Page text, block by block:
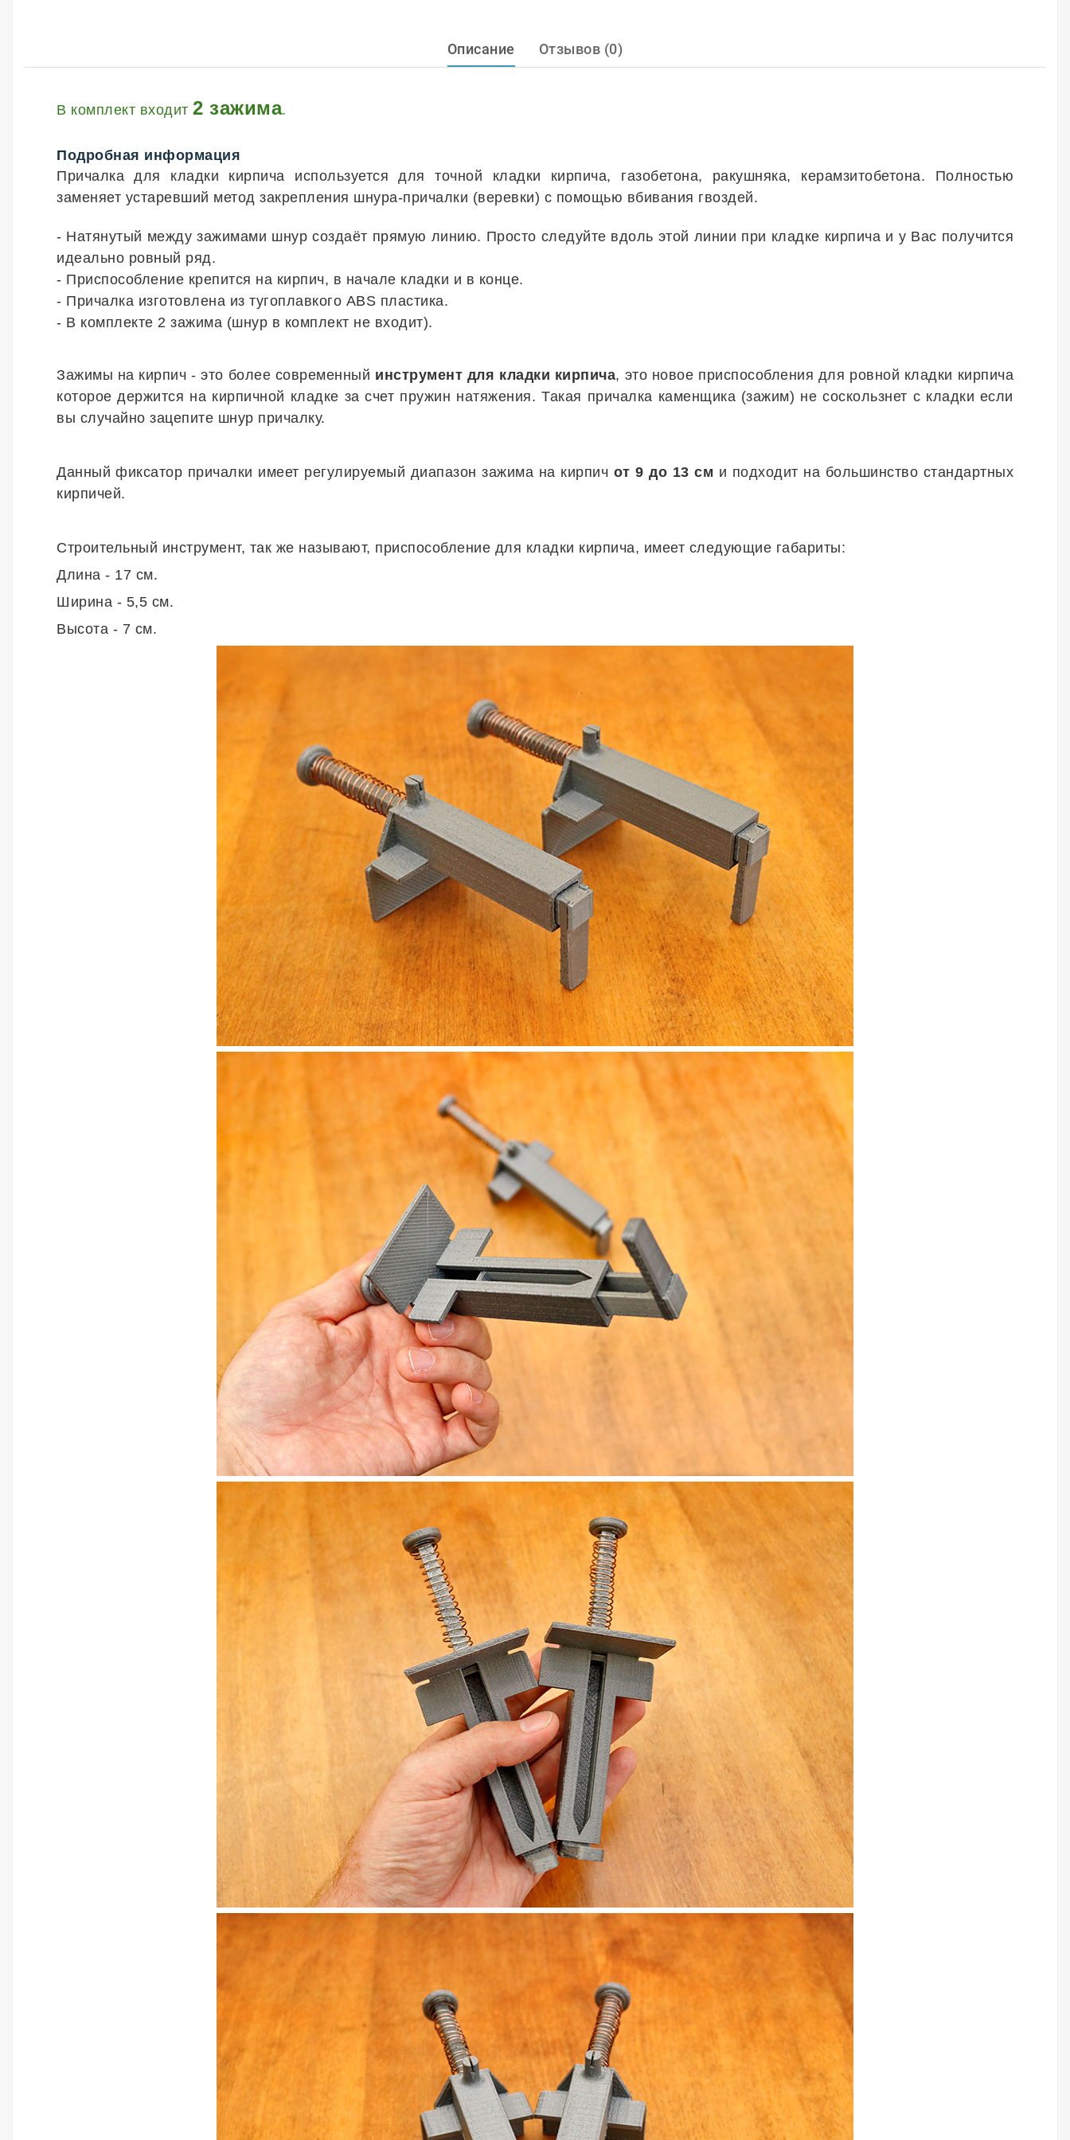
Описание Отзывов (0)
В комплект входит 2 зажима.
Подробная информация
Причалка для кладки кирпича используется для точной кладки кирпича, газобетона, ракушняка, керамзитобетона. Полностью
заменяет устаревший метод закрепления шнура-причалки (веревки) с помощью вбивания гвоздей.
- Натянутый между зажимами шнур создаёт прямую линию. Просто следуйте вдоль этой линии при кладке кирпича и у Вас получится
идеально ровный ряд.
- Приспособление крепится на кирпич, в начале кладки и в конце.
- Причалка изготовлена из тугоплавкого ABS пластика.
- В комплекте 2 зажима (шнур в комплект не входит).
Зажимы на кирпич - это более современный инструмент для кладки кирпича, это новое приспособления для ровной кладки кирпича
которое держится на кирпичной кладке за счет пружин натяжения. Такая причалка каменщика (зажим) не соскользнет с кладки если
вы случайно зацепите шнур причалку.
Данный фиксатор причалки имеет регулируемый диапазон зажима на кирпич от 9 до 13 см и подходит на большинство стандартных
кирпичей.
Строительный инструмент, так же называют, приспособление для кладки кирпича, имеет следующие габариты:
Длина - 17 см.
Ширина - 5,5 см.
Высота - 7 см.